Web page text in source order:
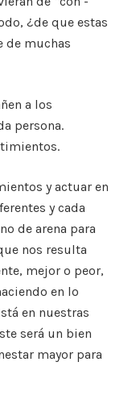
¿de que estas
de muchas
a los
persona.
y actuar en
y cada
de arena para
nos resulta
mejor o peor,
en lo
en nuestras
será un bien
mayor para